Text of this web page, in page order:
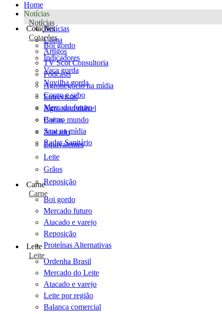
Home
Notícias
Notícias
Notícias
Clima
Artigos
TV Scot Consultoria
Podcasts
Agronegócio na mídia
Entrevistas
Agro sustentável
Cartas
Scot na mídia
Radar Sanitário
Cotações
Cotações
Boi gordo
Indicadores
Vaca gorda
Novilha gorda
Couro e sebo
Mercado futuro
Boi no mundo
Atacado
Equivalentes
Leite
Grãos
Reposição
Carne
Carne
Boi gordo
Mercado futuro
Atacado e varejo
Reposição
Proteínas Alternativas
Leite
Leite
Ordenha Brasil
Mercado do Leite
Atacado e varejo
Leite por região
Balança comercial